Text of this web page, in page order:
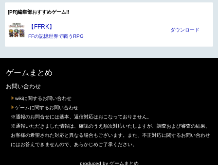
[PR]編集部おすすめゲーム!!
【FFRK】
FFの記憶世界で戦うRPG
ダウンロード
ゲームまとめ
お問い合わせ
wikiに関するお問い合わせ
ゲームに関するお問い合わせ
※通報のお問合せには基本、返信対応はおこなっておりません。
※通報いただきました情報は、確認のうえ順次対応いたしますが、調査および審査の結果、
お客様の希望された対応と異なる場合もございます。また、不正対応に関するお問い合わせ
にはお答えできませんので、あらかじめご了承ください。
produced by ゲームまとめ